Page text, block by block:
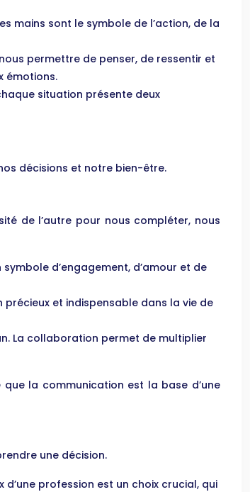
mains sont le symbole de l’action, de la
permettre de penser, de ressentir et
émotions.
situation présente deux
décisions et notre bien-être.
de l’autre pour nous compléter, nous
d’engagement, d’amour et de
précieux et indispensable dans la vie de
La collaboration permet de multiplier
la communication est la base d’une
une décision.
d’une profession est un choix crucial, qui